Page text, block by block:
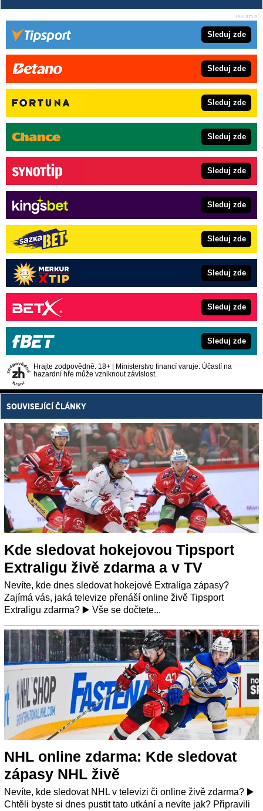
Sleduj zde
Sleduj zde
Sleduj zde
Sleduj zde
Sleduj zde
Sleduj zde
Sleduj zde
Sleduj zde
Sleduj zde
Sleduj zde
Hrajte zodpovědně. 18+ | Ministerstvo financí varuje: Účastí na
hazardní hře může vzniknout závislost.
SOUVISEJÍCÍ ČLÁNKY
Kde sledovat hokejovou Tipsport
Extraligu živě zdarma a v TV
Nevíte, kde dnes sledovat hokejové Extraliga zápasy?
Zajímá vás, jaká televize přenáší online živě Tipsport
Extraligu zdarma? ▶️ Vše se dočtete...
NHL online zdarma: Kde sledovat
zápasy NHL živě
Nevíte, kde sledovat NHL v televizi či online živě zdarma? ▶️
Chtěli byste si dnes pustit tato utkání a nevíte jak? Připravili